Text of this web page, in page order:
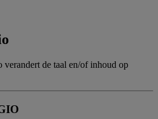
verandert de taal en/of inhoud op